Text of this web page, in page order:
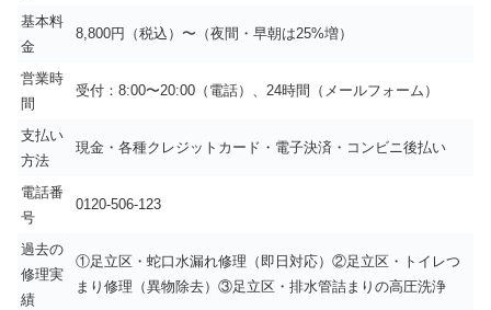
基本料
金
8,800円（税込）〜（夜間・早朝は25%増）
営業時
間
受付：8:00〜20:00（電話）、24時間（メールフォーム）
支払い
方法
現金・各種クレジットカード・電子決済・コンビニ後払い
電話番
号
0120-506-123
過去の
修理実
績
①足立区・蛇口水漏れ修理（即日対応）②足立区・トイレつ
まり修理（異物除去）③足立区・排水管詰まりの高圧洗浄